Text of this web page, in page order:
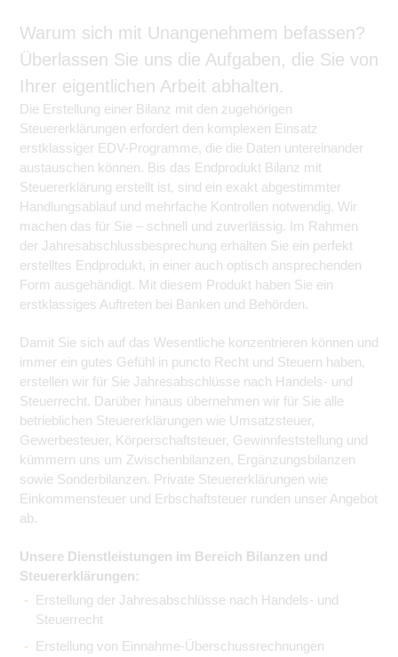
Warum sich mit Unangenehmem befassen?
Überlassen Sie uns die Aufgaben, die Sie von
Ihrer eigentlichen Arbeit abhalten.
Die Erstellung einer Bilanz mit den zugehörigen
Steuererklärungen erfordert den komplexen Einsatz
erstklassiger EDV-Programme, die die Daten untereinander
austauschen können. Bis das Endprodukt Bilanz mit
Steuererklärung erstellt ist, sind ein exakt abgestimmter
Handlungsablauf und mehrfache Kontrollen notwendig. Wir
machen das für Sie – schnell und zuverlässig. Im Rahmen
der Jahresabschlussbesprechung erhalten Sie ein perfekt
erstelltes Endprodukt, in einer auch optisch ansprechenden
Form ausgehändigt. Mit diesem Produkt haben Sie ein
erstklassiges Auftreten bei Banken und Behörden.
Damit Sie sich auf das Wesentliche konzentrieren können und
immer ein gutes Gefühl in puncto Recht und Steuern haben,
erstellen wir für Sie Jahresabschlüsse nach Handels- und
Steuerrecht. Darüber hinaus übernehmen wir für Sie alle
betrieblichen Steuererklärungen wie Umsatzsteuer,
Gewerbesteuer, Körperschaftsteuer, Gewinnfeststellung und
kümmern uns um Zwischenbilanzen, Ergänzungsbilanzen
sowie Sonderbilanzen. Private Steuererklärungen wie
Einkommensteuer und Erbschaftsteuer runden unser Angebot
ab.
Unsere Dienstleistungen im Bereich Bilanzen und
Steuererklärungen:
Erstellung der Jahresabschlüsse nach Handels- und
Steuerrecht
Erstellung von Einnahme-Überschussrechnungen